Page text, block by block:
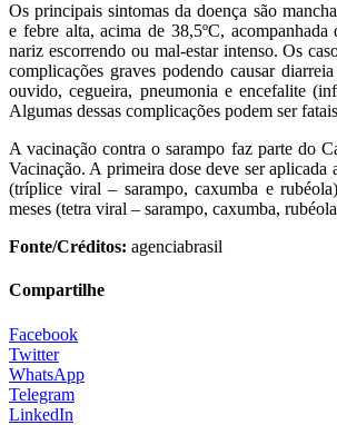
Os principais sintomas da doença são
e febre alta, acima de 38,5ºC, acompanhada
nariz escorrendo ou mal-estar intenso. Os
complicações graves podendo causar
ouvido, cegueira, pneumonia e encefalite
Algumas dessas complicações podem ser
A vacinação contra o sarampo faz parte do
Vacinação. A primeira dose deve ser aplicada
(tríplice viral – sarampo, caxumba e
meses (tetra viral – sarampo, caxumba,
Fonte/Créditos: agenciabrasil
Compartilhe
Facebook
Twitter
WhatsApp
Telegram
LinkedIn